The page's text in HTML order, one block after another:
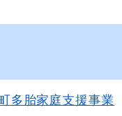
多胎家庭支援事業